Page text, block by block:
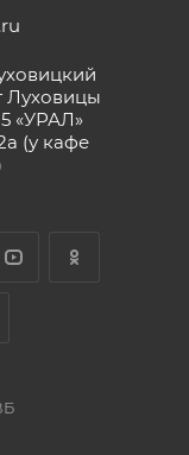
Луховицы
«УРАЛ»
(у кафе